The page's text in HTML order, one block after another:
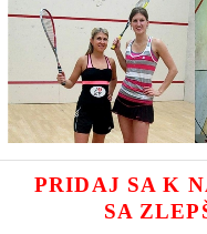
PRIDAJ SA K
SA